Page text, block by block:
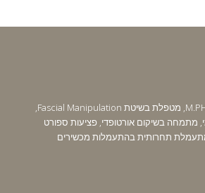
פיזיותרפיסטית מוסמכת M.PH, מטפלת בשיטת Fascial Manipulation,
מתמחה בשיקום אורטופדי, פציעות ספורט
תחרותית בהתעמלות מכשירים